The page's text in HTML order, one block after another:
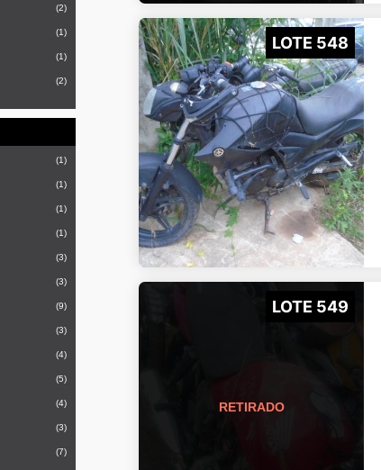
(2)
(1)
(1)
(2)
(1)
(1)
(1)
(1)
(3)
(3)
(9)
(3)
(4)
(5)
(4)
(3)
(7)
LOTE 548
LOTE 549